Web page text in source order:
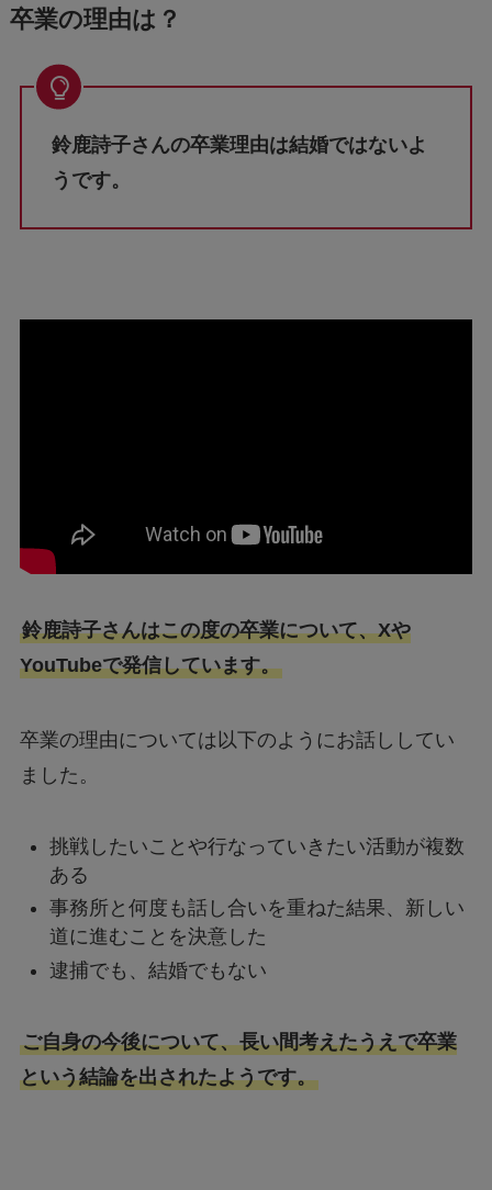
卒業の理由は？
鈴鹿詩子さんの卒業理由は結婚ではないよ
うです。
鈴鹿詩子さんはこの度の卒業について、Xや
YouTubeで発信しています。
卒業の理由については以下のようにお話ししてい
ました。
挑戦したいことや行なっていきたい活動が複数
ある
事務所と何度も話し合いを重ねた結果、新しい
道に進むことを決意した
逮捕でも、結婚でもない
ご自身の今後について、長い間考えたうえで卒業
という結論を出されたようです。